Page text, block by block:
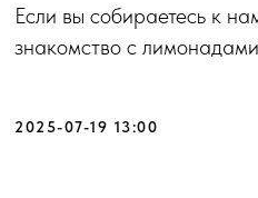
Если вы собираетесь к
знакомство с
2025-07-19 13:00